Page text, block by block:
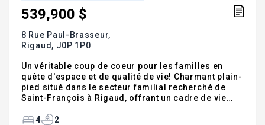
539,900 $
8 Rue Paul-Brasseur,
Rigaud, J0P 1P0
Un véritable coup de coeur pour les familles en
quête d'espace et de qualité de vie! Charmant plain-
pied situé dans le secteur familial recherché de
Saint-François à Rigaud, offrant un cadre de vie
commodités. Cette propriété bien entretenue
4 2